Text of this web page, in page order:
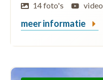
14 foto's video
meer informatie